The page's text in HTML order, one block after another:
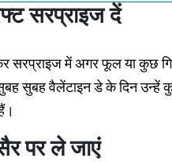
सरप्राइज दें
सरप्राइज में अगर फूल या कुछ
सुबह वैलेंटाइन डे के दिन
पर ले जाएं